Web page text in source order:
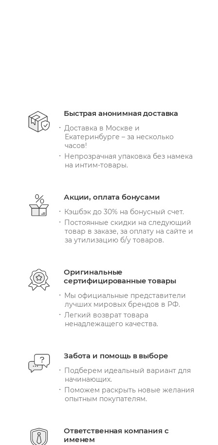
Быстрая анонимная доставка
Доставка в Москве и
Екатеринбурге – за несколько
часов!
Непрозрачная упаковка без намека
на интим-товары.
Акции, оплата бонусами
Кэшбэк до 30% на бонусный счет.
Постоянные скидки на следующий
товар в заказе, за оплату на сайте и
за утилизацию б/у товаров.
Оригинальные
сертифицированные товары
Мы официальные представители
лучших мировых брендов в РФ.
Легкий возврат товара
ненадлежащего качества.
Забота и помощь в выборе
Подберем идеальный вариант для
начинающих.
Поможем раскрыть новые желания
опытным покупателям.
Ответственная компания с
именем